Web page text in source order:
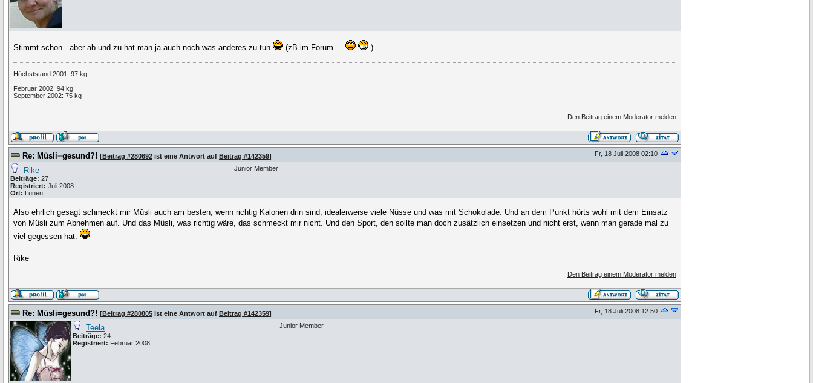
Stimmt schon - aber ab und zu hat man ja auch noch was anderes zu tun (zB im Forum.... )
Höchststand 2001: 97 kg
Februar 2002: 94 kg
September 2002: 75 kg
Den Beitrag einem Moderator melden
Re: Müsli=gesund?! [Beitrag #280692 ist eine Antwort auf Beitrag #142359] Fr, 18 Juli 2008 02:10
Rike
Beiträge: 27
Registriert: Juli 2008
Ort:
Lünen
Junior Member
Also ehrlich gesagt schmeckt mir Müsli auch am besten, wenn richtig Kalorien drin sind, idealerweise viele Nüsse und was mit Schokolade. Und an dem Punkt hörts wohl mit dem Einsatz
von Müsli zum Abnehmen auf. Und das Müsli, was richtig wäre, das schmeckt mir nicht. Und den Sport, den sollte man doch zusätzlich einsetzen und nicht erst, wenn man gerade mal zu
viel gegessen hat.
Rike
Den Beitrag einem Moderator melden
Re: Müsli=gesund?! [Beitrag #280805 ist eine Antwort auf Beitrag #142359] Fr, 18 Juli 2008 12:50
Teela
Beiträge: 24
Registriert: Februar 2008
Junior Member